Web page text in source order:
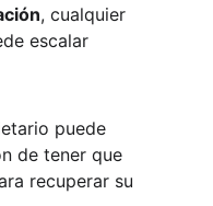
, cualquier
escalar
puede
de tener que
recuperar su